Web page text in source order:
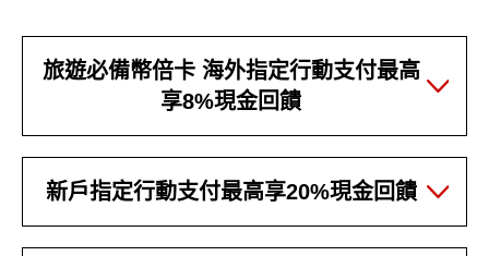
旅遊必備幣倍卡 海外指定行動支付最高
享8%現金回饋
新戶指定行動支付最高享20%現金回饋